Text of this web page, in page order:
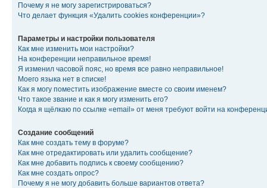
Почему я не могу зарегистрироваться?
Что делает функция «Удалить cookies конференции»?
Параметры и настройки пользователя
Как мне изменить мои настройки?
На конференции неправильное время!
Я изменил часовой пояс, но время все равно неправильное!
Моего языка нет в списке!
Как я могу поместить изображение вместе со своим именем?
Что такое звание и как я могу изменить его?
Когда я щёлкаю по ссылке «email» от меня требуют войти на
Создание сообщений
Как мне создать тему в форуме?
Как мне отредактировать или удалить сообщение?
Как мне добавить подпись к своему сообщению?
Как мне создать опрос?
Почему я не могу добавить больше вариантов ответа?